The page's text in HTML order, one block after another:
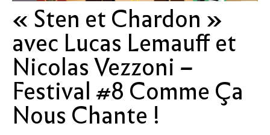
DÉTAIL DES ÉVÉNEMENTS
LA SAISON CULTURELLE
AMI·ES ARTISTES
LE PROJET DE TERRITOIRE
LE CAFÉ/RESTO
LES FORMULES
« Sten et Chardon »
avec Lucas Lemauff et
Nicolas Vezzoni –
Festival #8 Comme Ça
Nous Chante !